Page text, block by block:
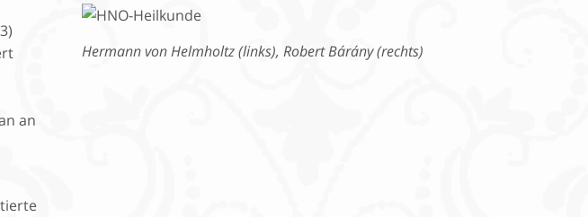
an
Hermann von Helmholtz (links), Robert Bárány (rechts)